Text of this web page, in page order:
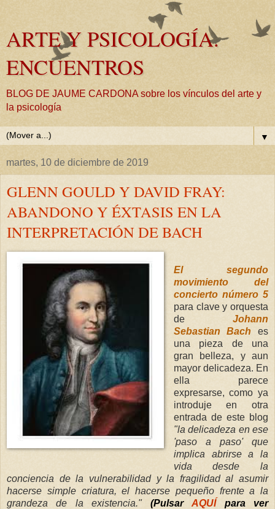
ARTE Y PSICOLOGÍA.
ENCUENTROS
BLOG DE JAUME CARDONA sobre los vínculos del arte y
la psicología
▼
martes, 10 de diciembre de 2019
GLENN GOULD Y DAVID FRAY:
ABANDONO Y ÉXTASIS EN LA
INTERPRETACIÓN DE BACH
El segundo
movimiento del
concierto número 5
para clave y orquesta
de Johann
Sebastian Bach es
una pieza de una
gran belleza, y aun
mayor delicadeza. En
ella parece
expresarse, como ya
introduje en otra
entrada de este blog
"la delicadeza en ese
'paso a paso' que
implica abrirse a la
vida desde la
conciencia de la vulnerabilidad y la fragilidad al asumir
hacerse simple criatura, el hacerse pequeño frente a la
grandeza de la existencia." (Pulsar AQUÍ para ver